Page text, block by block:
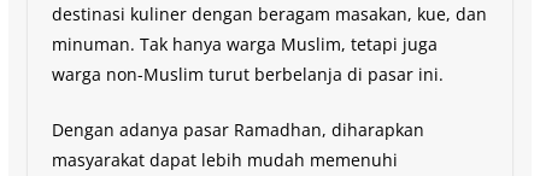
destinasi kuliner dengan beragam masakan, kue, dan
minuman. Tak hanya warga Muslim, tetapi juga
warga non-Muslim turut berbelanja di pasar ini.
Dengan adanya pasar Ramadhan, diharapkan
masyarakat dapat lebih mudah memenuhi